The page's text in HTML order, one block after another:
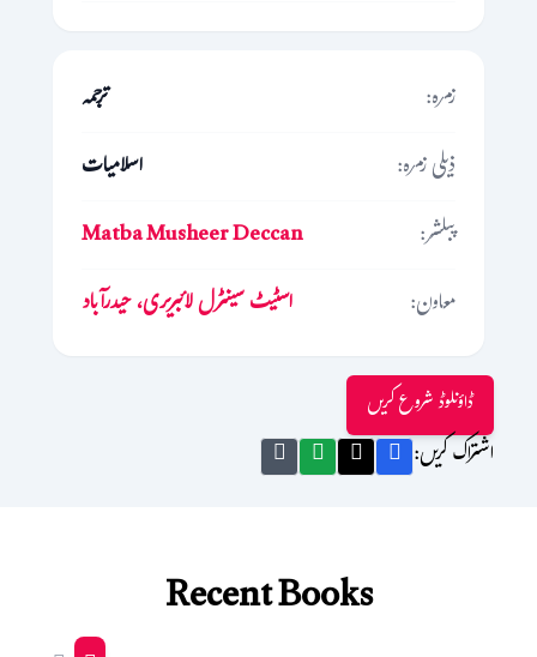
زمرہ:
ترجمہ
ذیلی زمرہ:
اسلامیات
پبلشر:
Matba Musheer Deccan
معاون:
اسٹیٹ سینٹرل لائبریری، حیدرآباد
ڈاؤنلوڈ شروع کریں
اشتراک کریں:
Recent Books